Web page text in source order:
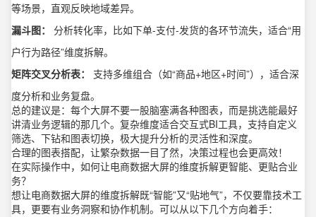
等场景，直观反映地域差异。
漏斗图：
分析转化率，比如下单-支付-发货的各环节流失，适合“用
户行为路径”维度拆解。
矩阵交叉分析表：
支持多维组合（如“商品+地区+时间”），适合深
度分析和业务复盘。
总的建议是：每个大屏不要一股脑塞满各种图表，而是挑选能最好
讲清业务逻辑的那几个。复杂维度适合交互式BI工具，支持自定义
筛选、下钻和图表切换，极大提升分析的灵活性和深度。
合理的图表搭配，让繁杂数据一目了然，决策过程也会更高效！
在实际操作中，如何让电商数据大屏的维度拆解更智能、更贴合业
务？
想让电商数据大屏的维度拆解既“智能”又“贴地气”，不仅要靠技术工
具，更要有业务洞察和协作机制。可以从以下几个方向着手：